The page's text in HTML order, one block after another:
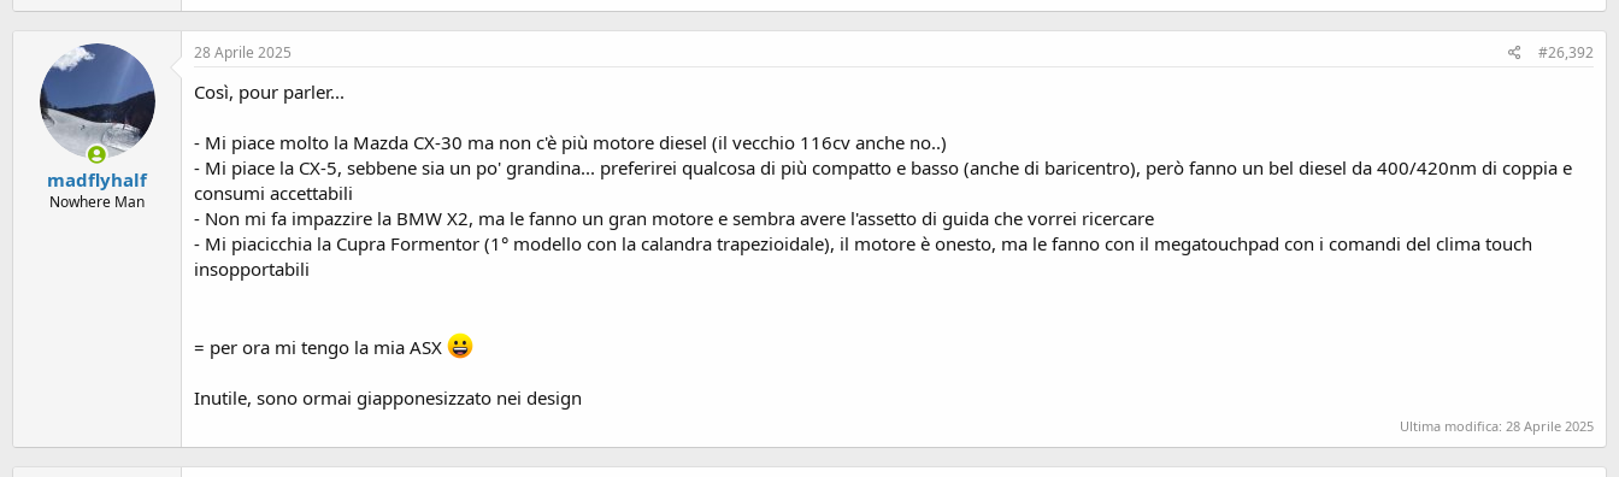
madflyhalf
Nowhere Man
28 Aprile 2025 #26,392
Così, pour parler...
- Mi piace molto la Mazda CX-30 ma non c'è più motore diesel (il vecchio 116cv anche no..)
- Mi piace la CX-5, sebbene sia un po' grandina... preferirei qualcosa di più compatto e basso (anche di baricentro), però fanno un bel diesel da 400/420nm di coppia e
consumi accettabili
- Non mi fa impazzire la BMW X2, ma le fanno un gran motore e sembra avere l'assetto di guida che vorrei ricercare
- Mi piacicchia la Cupra Formentor (1° modello con la calandra trapezioidale), il motore è onesto, ma le fanno con il megatouchpad con i comandi del clima touch
insopportabili
= per ora mi tengo la mia ASX
Inutile, sono ormai giapponesizzato nei design
Ultima modifica: 28 Aprile 2025